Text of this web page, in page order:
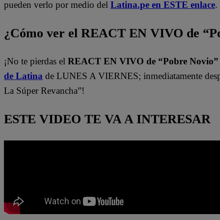
pueden verlo por medio del Latina.pe en ESTE enlace.
¿Cómo ver el REACT EN VIVO de
¡No te pierdas el REACT EN VIVO de “Pobre
de Latina de LUNES A VIERNES; inmediatamente
La Súper Revancha”!
ESTE VIDEO TE VA A INTERESAR